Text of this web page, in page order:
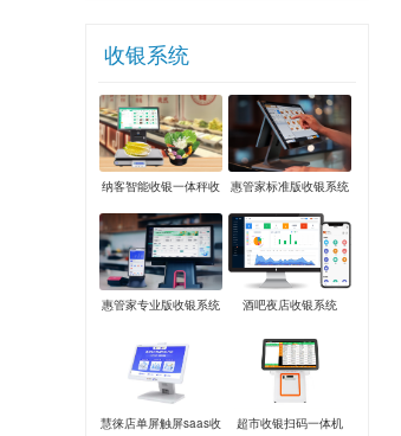
收银系统
纳客智能收银一体秤收
银系统
惠管家标准版收银系统
惠管家专业版收银系统 酒吧夜店收银系统
慧徕店单屏触屏saas收
超市收银扫码一体机